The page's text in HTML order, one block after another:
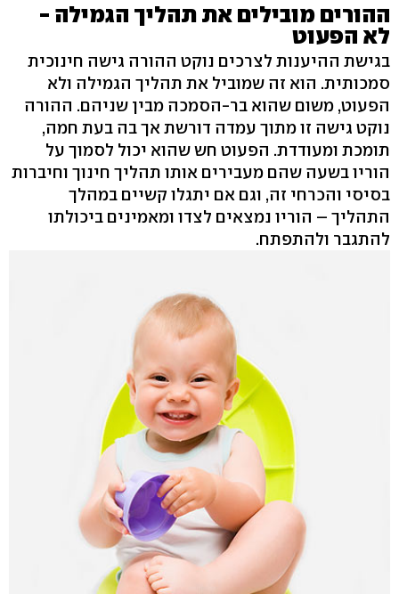
ההורים מובילים את תהליך הגמילה -
לא הפעוט
בגישת ההיענות לצרכים נוקט ההורה גישה חינוכית
סמכותית. הוא זה שמוביל את תהליך הגמילה ולא
הפעוט, משום שהוא בר-הסמכה מבין שניהם. ההורה
נוקט גישה זו מתוך עמדה דורשת אך בה בעת חמה,
תומכת ומעודדת. הפעוט חש שהוא יכול לסמוך על
הוריו בשעה שהם מעבירים אותו תהליך חינוך וחיברות
בסיסי והכרחי זה, וגם אם יתגלו קשיים במהלך
התהליך – הוריו נמצאים לצדו ומאמינים ביכולתו
להתגבר ולהתפתח.